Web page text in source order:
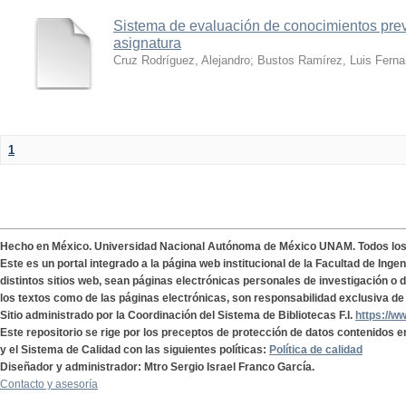
Sistema de evaluación de conocimientos
asignatura
Cruz Rodríguez, Alejandro; Bustos Ramírez, Luis
1
Hecho en México. Universidad Nacional Autónoma de México UNAM. Todos
Este es un portal integrado a la página web institucional de la Facultad de
distintos sitios web, sean páginas electrónicas personales de investigación o
los textos como de las páginas electrónicas, son responsabilidad exclusiva
Sitio administrado por la Coordinación del Sistema de Bibliotecas F.I. https://
Este repositorio se rige por los preceptos de protección de datos contenidos
y el Sistema de Calidad con las siguientes políticas: Política de calidad
Diseñador y administrador: Mtro Sergio Israel Franco García.
Contacto y asesoría